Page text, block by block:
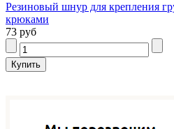
Резиновый шнур для крепления
крюками
73 руб